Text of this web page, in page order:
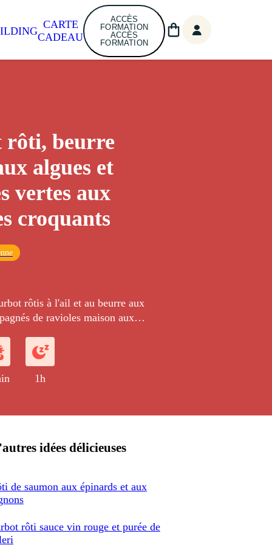
CARTE
CADEAU
ACCÈS
FORMATION
ACCÈS
FORMATION
rôti, beurre
algues et
vertes aux
croquants
rôtis à l'ail et au beurre aux
de ravioles maison aux
beurre d'algues. Un toast long et fin
Saint-Jacques vient parfaire ce plat
1h
idées délicieuses
de saumon aux épinards et aux
rôti sauce vin rouge et purée de